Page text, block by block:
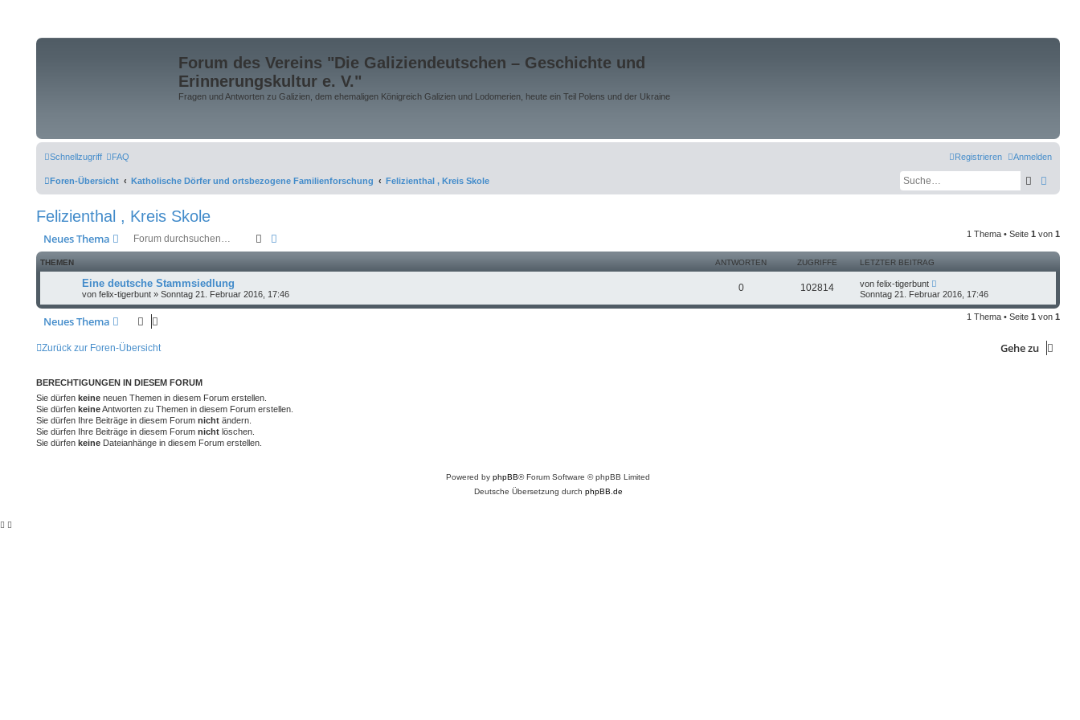
Forum des Vereins "Die Galiziendeutschen – Geschichte und
Erinnerungskultur e. V."
Fragen und Antworten zu Galizien, dem ehemaligen Königreich Galizien und Lodomerien, heute ein Teil Polens und der Ukraine
Schnellzugriff FAQ Anmelden
Registrieren
Foren-Übersicht Katholische Dörfer und ortsbezogene Familienforschung Felizienthal , Kreis Skole Suche
Felizienthal , Kreis Skole
Neues Thema Suche 1 Thema • Seite 1 von 1
THEMEN ANTWORTEN ZUGRIFFE LETZTER BEITRAG
Eine deutsche Stammsiedlung
von felix-tigerbunt » Sonntag 21. Februar 2016, 17:46
0 102814 von felix-tigerbunt
Sonntag 21. Februar 2016, 17:46
Neues Thema 1 Thema • Seite 1 von 1
Zurück zur Foren-Übersicht Gehe zu
BERECHTIGUNGEN IN DIESEM FORUM
Sie dürfen keine neuen Themen in diesem Forum erstellen.
Sie dürfen keineAntworten zu Themen in diesem Forum erstellen.
Sie dürfen Ihre Beiträge in diesem Forum nicht ändern.
Sie dürfen Ihre Beiträge in diesem Forum nicht löschen.
Sie dürfen keine Dateianhänge in diesem Forum erstellen.
Powered by phpBB® Forum Software © phpBB Limited
Deutsche Übersetzung durch phpBB.de